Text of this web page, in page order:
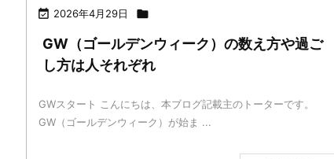
 2026年4月29日 
GW（ゴールデンウィーク）の数え方や過ご
し方は人それぞれ
GWスタート こんにちは、本ブログ記載主のトーターです。
GW（ゴールデンウィーク）が始ま ...